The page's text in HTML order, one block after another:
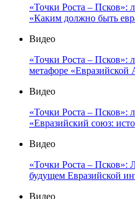
«Точки Роста – Псков»:
«Каким должно быть
Видео
«Точки Роста – Псков»:
метафоре «Евразийской
Видео
«Точки Роста – Псков»:
«Евразийский союз:
Видео
«Точки Роста – Псков»:
будущем Евразийской
Видео